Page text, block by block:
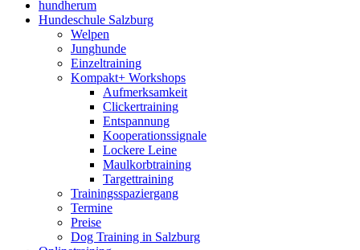
hundherum
Hundeschule Salzburg
Welpen
Junghunde
Einzeltraining
Kompakt+ Workshops
Aufmerksamkeit
Clickertraining
Entspannung
Kooperationssignale
Lockere Leine
Maulkorbtraining
Targettraining
Trainingsspaziergang
Termine
Preise
Dog Training in Salzburg